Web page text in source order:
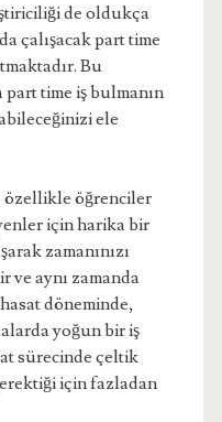
de oldukça
çalışacak part time
Bu
time iş bulmanın
ele
özellikle öğrenciler
için harika bir
zamanınızı
aynı zamanda
döneminde,
yoğun bir iş
sürecinde çeltik
için fazladan